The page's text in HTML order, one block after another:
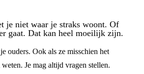
je niet waar je straks woont. Of
gaat. Dat kan heel moeilijk zijn.
ouders. Ook als ze misschien het
Je mag altijd vragen stellen.